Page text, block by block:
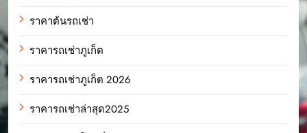
ราคาต้นรถเช่า
ราคารถเช่าภูเก็ต
ราคารถเช่าภูเก็ต 2026
ราคารถเช่าล่าสุด2025